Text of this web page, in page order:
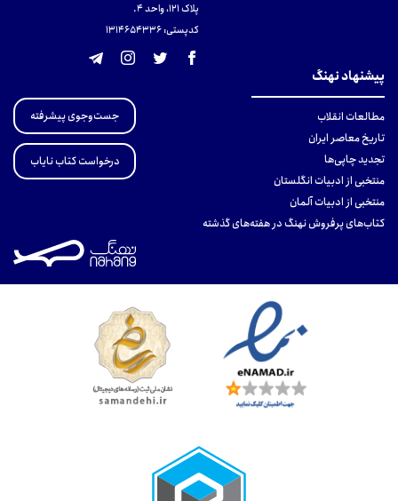
پلاک 121، واحد ۴.
کدپستی: 131465433۶
پیشنهاد نهنگ
مطالعات انقلاب
تاریخ معاصر ایران
تجدید چاپی‌ها
منتخبی از ادبیات انگلستان
منتخبی از ادبیات آلمان
کتاب‌های پرفروش نهنگ در هفته‌های گذشته
جست‌وجوی پیشرفته
درخواست کتاب نایاب